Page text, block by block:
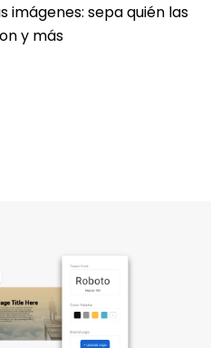
imágenes: sepa quién las
y más